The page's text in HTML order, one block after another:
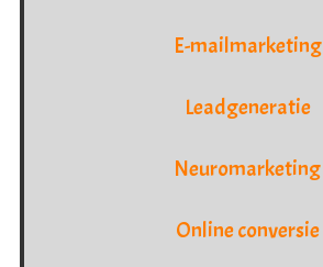
E-mailmarketing
Leadgeneratie
Neuromarketing
Online conversie